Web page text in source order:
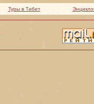
Туры в Тибет